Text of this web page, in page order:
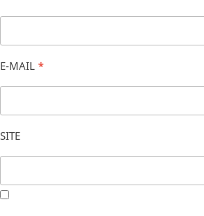
E-MAIL *
SITE